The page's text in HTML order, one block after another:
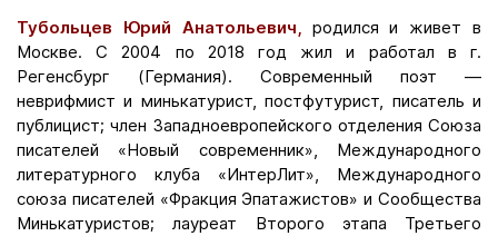
Тубольцев Юрий Анатольевич, родился и живет в
Москве. С 2004 по 2018 год жил и работал в г.
Регенсбург (Германия). Современный поэт —
неврифмист и минькатурист, постфутурист, писатель и
публицист; член Западноевропейского отделения Союза
писателей «Новый современник», Международного
литературного клуба «ИнтерЛит», Международного
союза писателей «Фракция Эпатажистов» и Сообщества
Минькатуристов; лауреат Второго этапа Третьего